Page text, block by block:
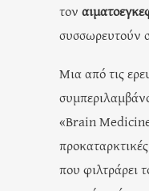
τον
συσσωρευτούν
Μια από τις
«Brain
προκαταρκτικές
που φιλτράρει